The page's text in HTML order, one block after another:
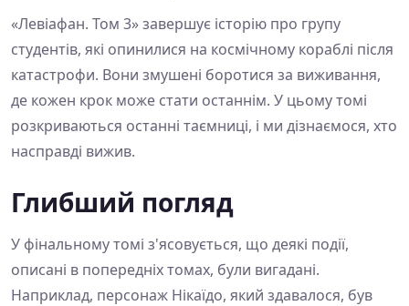
«Левіафан. Том 3» завершує історію про групу
студентів, які опинилися на космічному кораблі після
катастрофи. Вони змушені боротися за виживання,
де кожен крок може стати останнім. У цьому томі
розкриваються останні таємниці, і ми дізнаємося, хто
насправді вижив.
Глибший погляд
У фінальному томі з'ясовується, що деякі події,
описані в попередніх томах, були вигадані.
Наприклад, персонаж Нікаїдо, який здавалося, був